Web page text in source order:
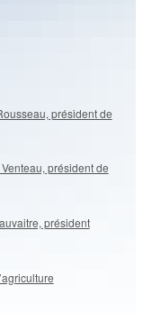
président de
président de
président